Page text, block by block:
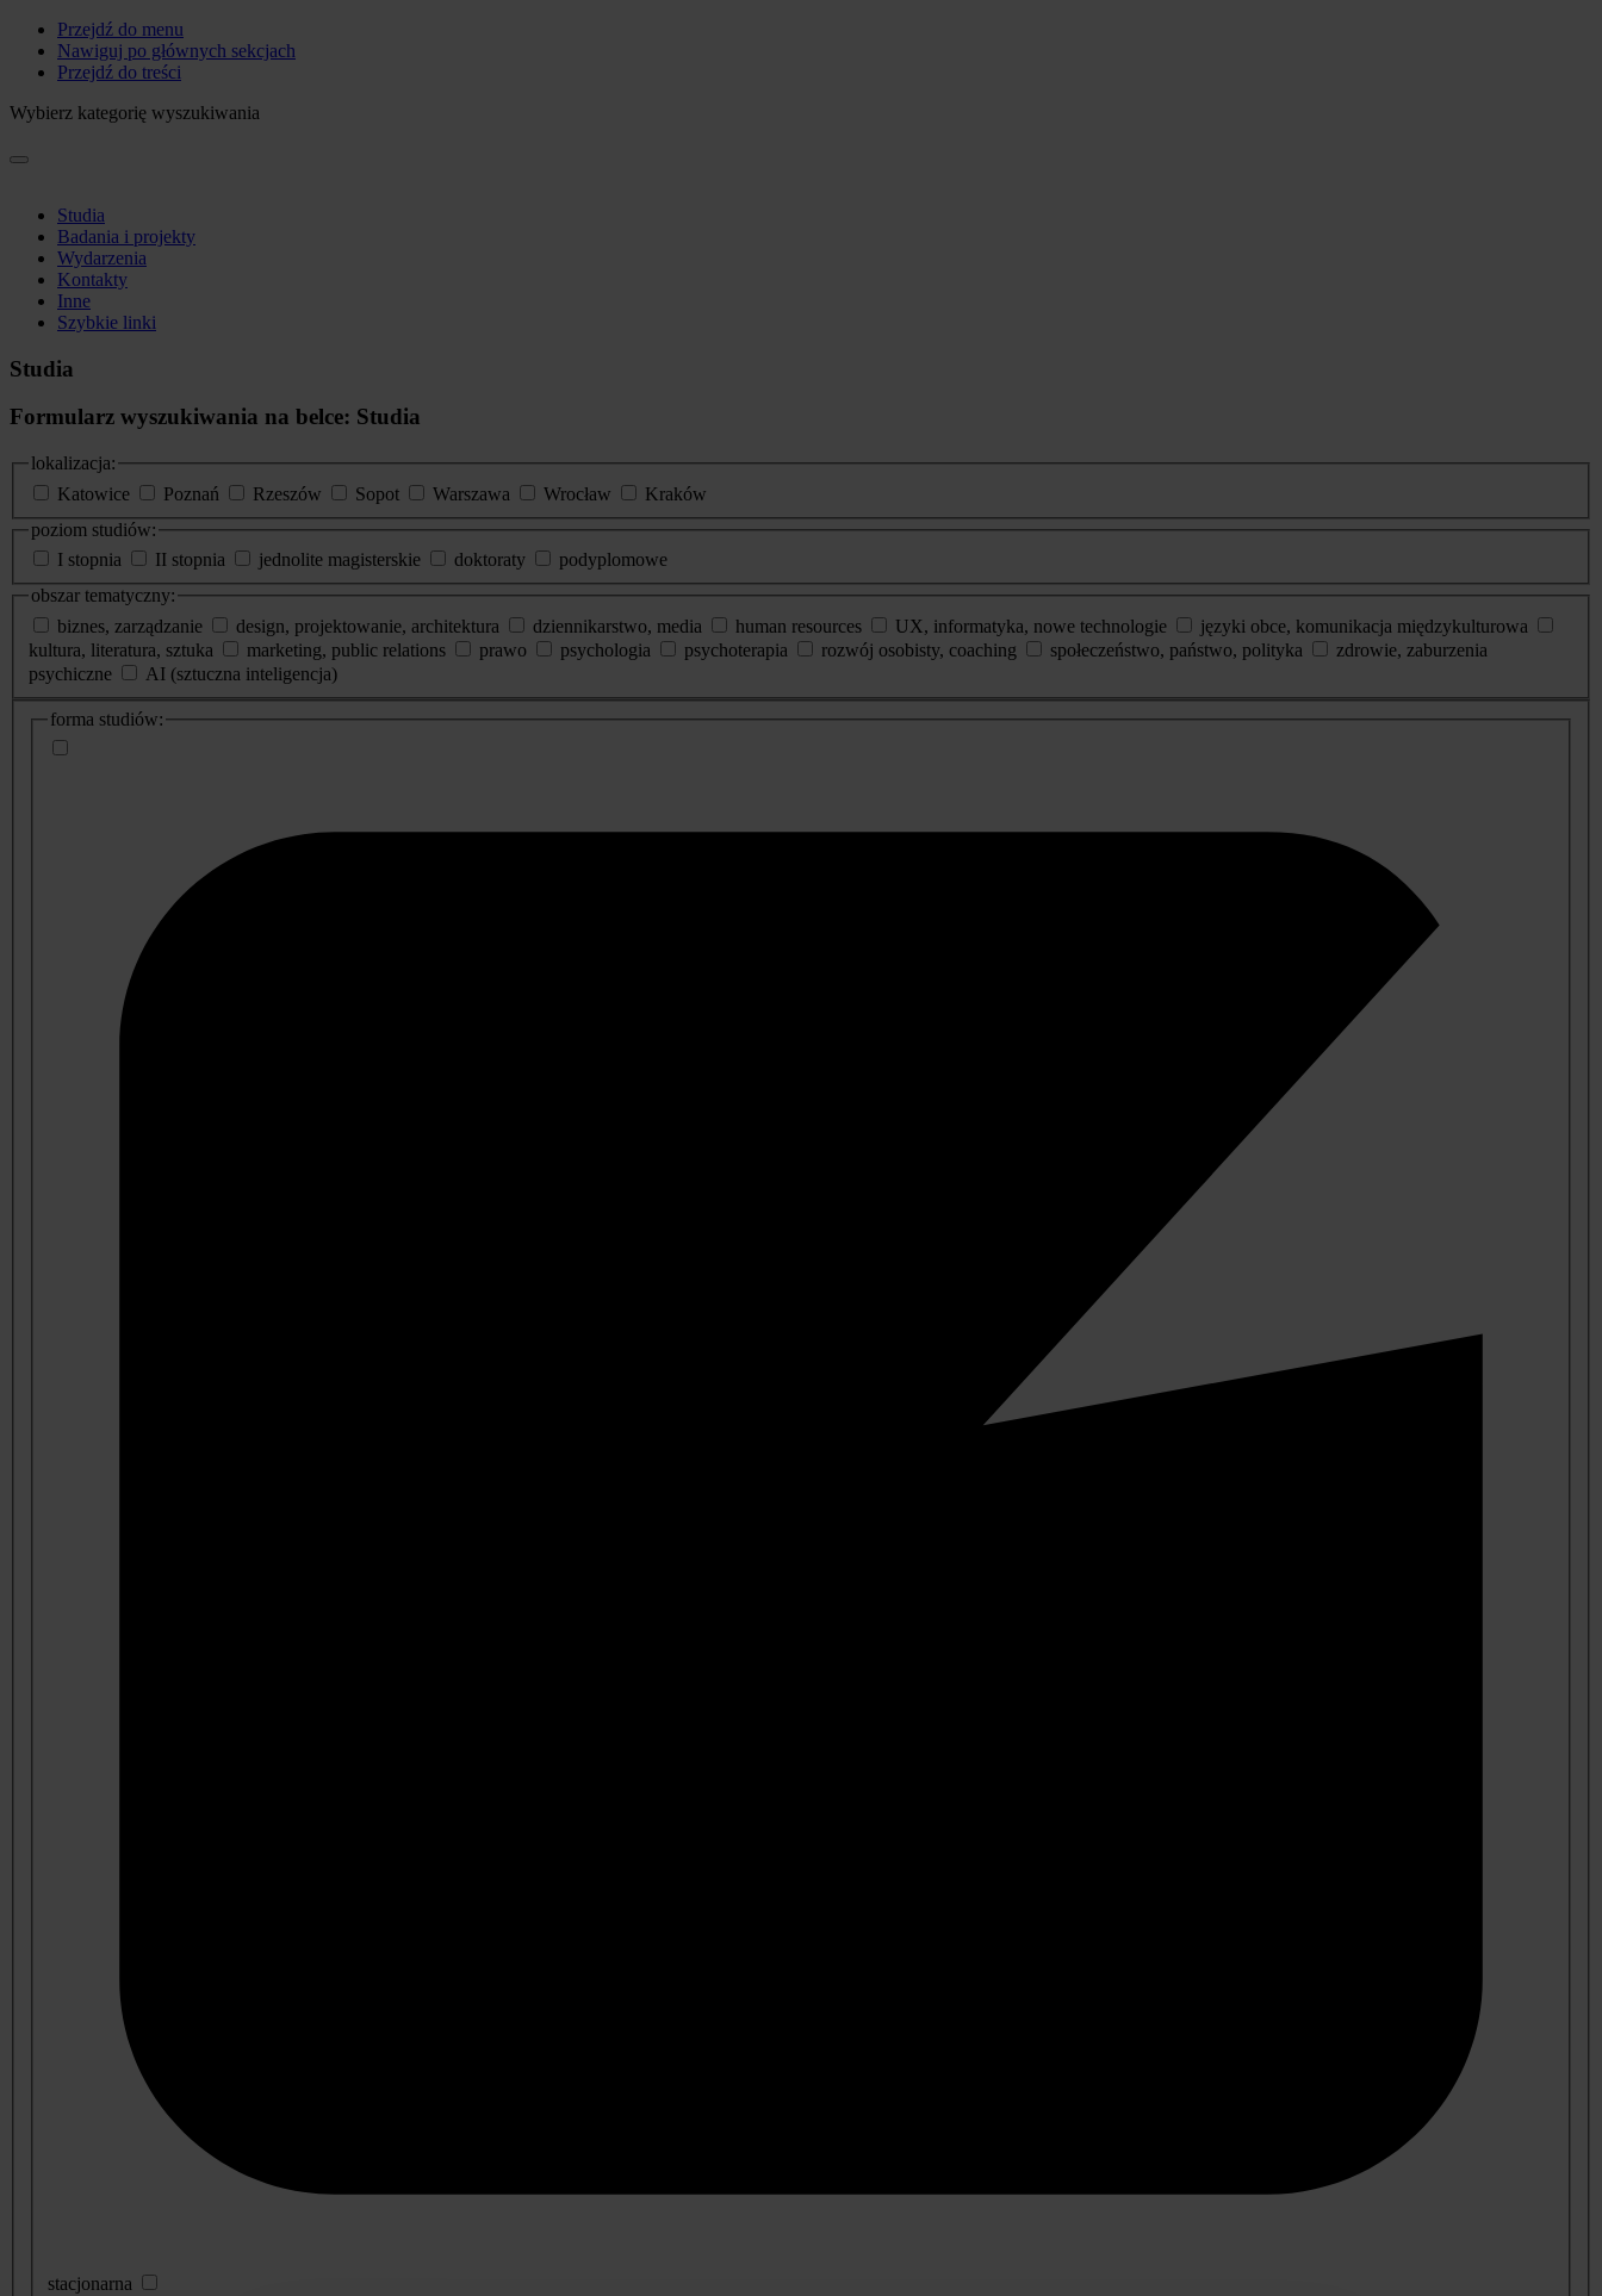
Przejdź do menu
Nawiguj po głównych sekcjach
Przejdź do treści
Wybierz kategorię wyszukiwania
Studia
Badania i projekty
Wydarzenia
Kontakty
Inne
Szybkie linki
Studia
Formularz wyszukiwania na belce: Studia
lokalizacja:
Katowice
Poznań Rzeszów Sopot Warszawa Wrocław
Kraków
poziom studiów:
I stopnia
II stopnia jednolite magisterskie doktoraty
podyplomowe
obszar tematyczny:
biznes, zarządzanie
design, projektowanie, architektura dziennikarstwo, media human resources UX, informatyka, nowe technologie
języki obce, komunikacja międzykulturowa
kultura, literatura, sztuka
marketing, public relations prawo psychologia psychoterapia rozwój osobisty, coaching społeczeństwo, państwo, polityka
zdrowie, zaburzenia
psychiczne
AI (sztuczna inteligencja)
dodatkowe
informacje
forma studiów:
stacjonarna